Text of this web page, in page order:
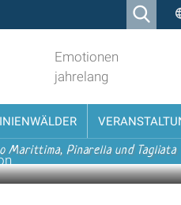
Emotionen
jahrelang
Marittima, Pinarella und Tagliata